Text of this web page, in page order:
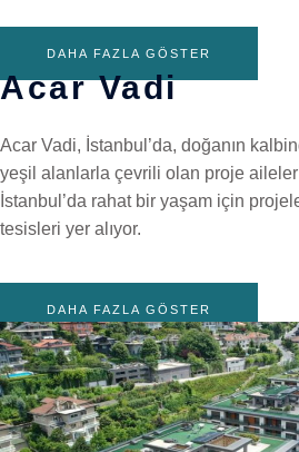
DAHA FAZLA GÖSTER
Acar Vadi
Acar Vadi, İstanbul’da, doğanın
yeşil alanlarla çevrili olan proje
İstanbul’da rahat bir yaşam için
tesisleri yer alıyor.
DAHA FAZLA GÖSTER